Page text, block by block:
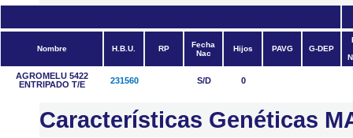
Nombre H.B.U. RP
Fecha
Nac
Hijos PAVG G-DEP
AGROMELU 5422
ENTRIPADO T/E
231560 S/D 0
Características Genéticas